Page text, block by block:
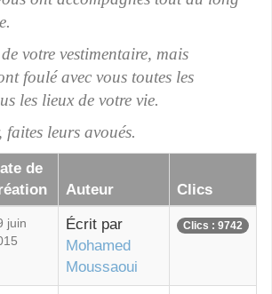
votre vestimentaire, mais
foulé avec vous toutes les
les lieux de votre vie.
leurs avoués.
de
Auteur Clics
juin
Écrit par
Mohamed
Moussaoui
Clics : 9742